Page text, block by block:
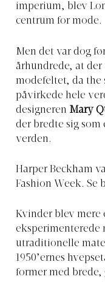
imperium, blev
centrum for mode.
Men det var dog
århundrede, at
modefeltet, da the
påvirkede hele
designeren Mary
der bredte sig
verden.
Harper Beckham
Fashion Week. Se
Kvinder blev mere
eksperimenterede
utraditionelle
1950’ernes
former med